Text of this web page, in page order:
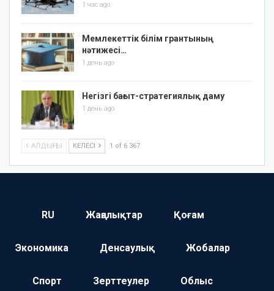
1 час ago
Мемлекеттік білім грантының
нәтижесі…
1 день ago
Негізгі бағыт-стратегиялық даму
1 день ago
АЛДЫҢҒЫ КЕЛЕСІ 1 of 6 367
RU Жаңалықтар Қоғам
Экономика Денсаулық Жобалар
Спорт Зерттеулер Облыс